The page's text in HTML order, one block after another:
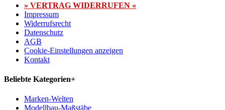
» VERTRAG WIDERRUFEN «
Impressum
Widerrufsrecht
Datenschutz
AGB
Cookie-Einstellungen anzeigen
Kontakt
Beliebte Kategorien+
Marken-Welten
Modellbau-Maßstäbe